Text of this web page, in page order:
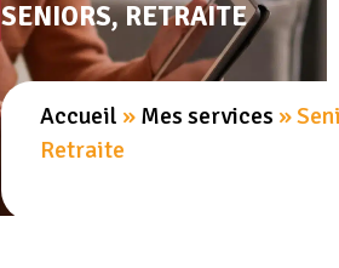
SENIORS, RETRAITE
Accueil » Mes services »
Retraite